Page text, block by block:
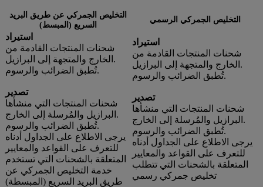
التخليص الجمركي عن طريق البريد
السريع (المبسط)
التخليص الجمركي الرسمي
استيراد
شحنات المنتجات القادمة من
الخارج والمتجهة إلى البرازيل.
تُطبق الضرائب والرسوم.
تصدير
شحنات المنتجات التي منشأها
البرازيل والمُرسلة إلى الخارج.
تُطبق الضرائب والرسوم.
يرجى الاطلاع على الجداول أدناه
للتعرف على القواعد والمعايير
المتعلقة بالشحنات التي تستخدم
خدمة التخليص الجمركي عن
طريق البريد السريع (المبسطة)
استيراد
شحنات المنتجات القادمة من
الخارج والمتجهة إلى البرازيل.
تُطبق الضرائب والرسوم.
تصدير
شحنات المنتجات التي منشأها
البرازيل والمُرسلة إلى الخارج.
تُطبق الضرائب والرسوم.
يرجى الاطلاع على الجداول أدناه
للتعرف على القواعد والمعايير
المتعلقة بالشحنات التي تتطلب
تخليص جمركي رسمي